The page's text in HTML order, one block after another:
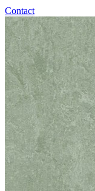
Contact